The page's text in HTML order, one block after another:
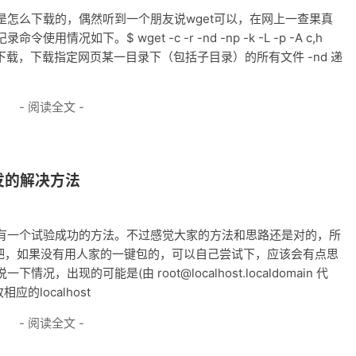
么下载的，偶然听到一个朋友说wget可以，在网上一查果真
命令使用情况如下。 $ wget -c -r -nd -np -k -L -p -A c,h
，下载指定网页某一目录下（包括子目录）的所有文件 -nd 递
- 阅读全文 -
解决方法
个试验成功的方法。不过感觉大家的方法和思路还是对的，所
如果没有用人家的一键包的，可以自己尝试下，应该会有点思
一下情况，出现的可能是(由 root@localhost.localdomain 代
相应的localhost
- 阅读全文 -